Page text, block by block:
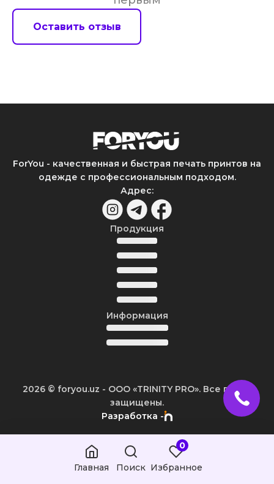
Оставить отзыв
ForYou - качественная и быстрая печать принтов на
одежде с профессиональным подходом.
Адрес:
Продукция
Информация
2026 © foryou.uz - ООО «TRINITY PRO». Все права
защищены.
Разработка -
Главная Поиск
0
Избранное